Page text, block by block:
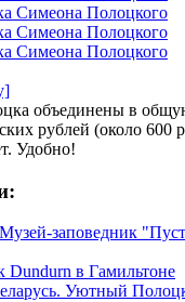
объединены в
рублей (около 600
Удобно!
заповедник
Dundurn в Гамильтоне
Уютный